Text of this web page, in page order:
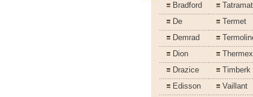
Bradford
De
Demrad
Dion
Drazice
Edisson
Tatramat
Termet
Thermex
Timberk
Vaillant